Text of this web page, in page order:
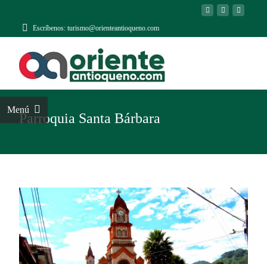
Escríbenos: turismo@orienteantioqueno.com
Menú
Parroquia Santa Bárbara